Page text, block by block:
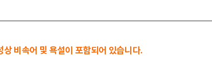
비속어 및 욕설이 포함되어 있습니다.